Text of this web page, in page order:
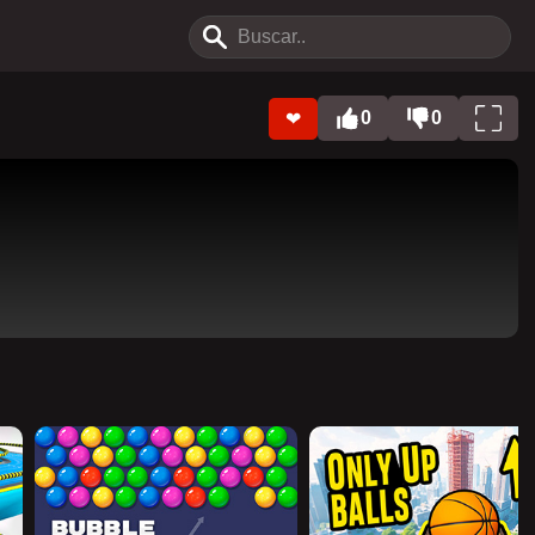
❤ 0 0